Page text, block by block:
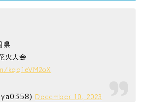
県
火大会
kqq1eVM2oX
December 10, 2023